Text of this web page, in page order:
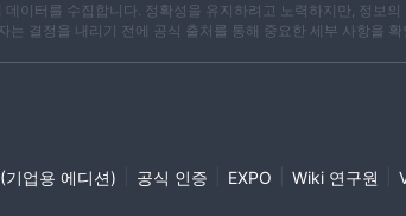
이터를 수집합니다. 정확성을 유지하려고 노력하지만, 정보
는 결정을 내리기 전에 공식 출처를 통해 중요한 세부 사항을
기업용 에디션) 공식 인증 EXPO Wiki 연구원